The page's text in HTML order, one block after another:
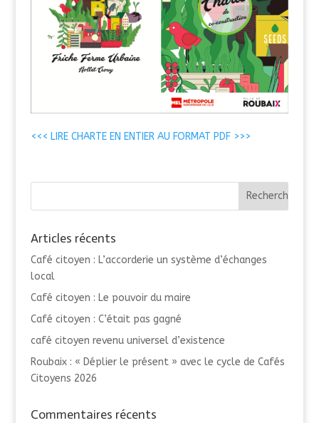
<<< LIRE CHARTE EN ENTIER AU FORMAT PDF >>>
Articles récents
Café citoyen : L’accorderie un système d’échanges
local
Café citoyen : Le pouvoir du maire
Café citoyen : C’était pas gagné
café citoyen revenu universel d’existence
Roubaix : « Déplier le présent » avec le cycle de Cafés
Citoyens 2026
Commentaires récents